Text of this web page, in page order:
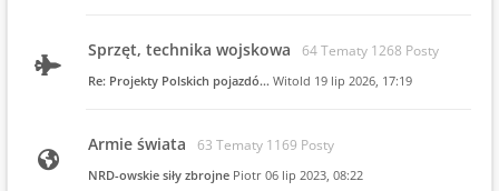
Sprzęt, technika wojskowa 64 Tematy 1268 Posty
Re: Projekty Polskich pojazdó… Witold 19 lip 2026, 17:19
Armie świata 63 Tematy 1169 Posty
NRD-owskie siły zbrojne Piotr 06 lip 2023, 08:22